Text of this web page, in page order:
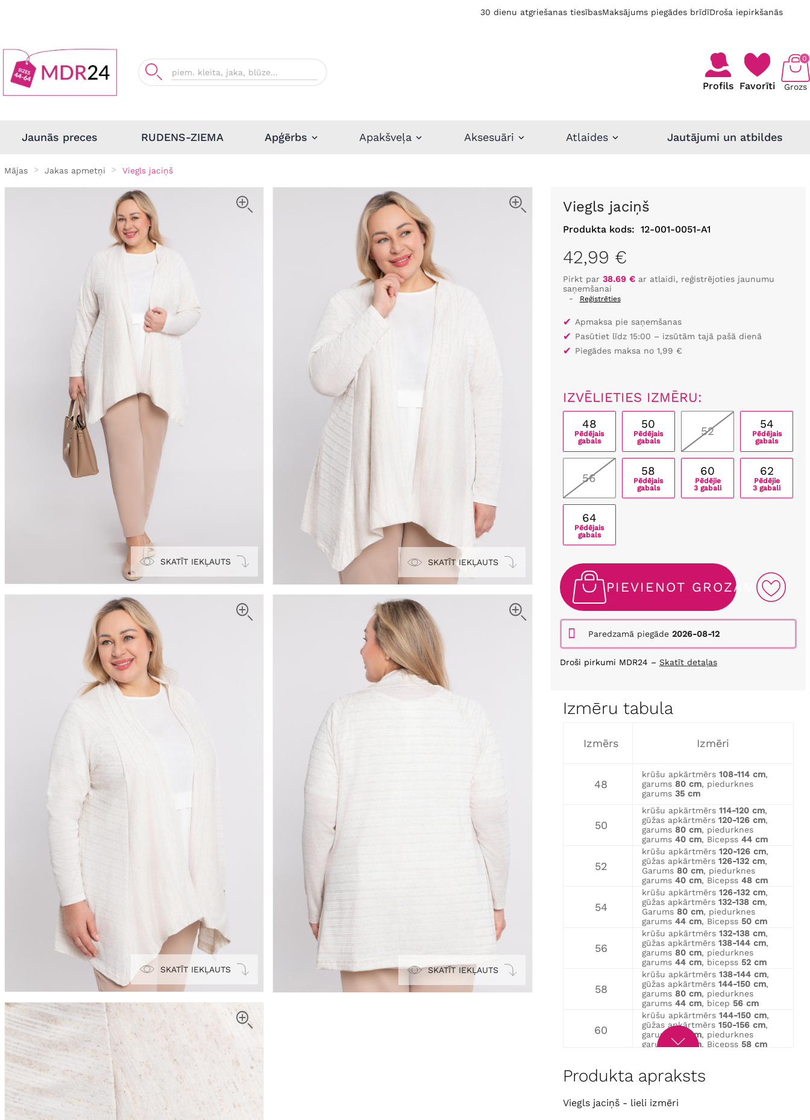
30 dienu atgriešanas tiesībasMaksājums piegādes brīdīDroša iepirkšanās
Profils Favorīti Grozs
0
Jaunās preces RUDENS-ZIEMA Apģērbs Apakšveļa Aksesuāri Atlaides Jautājumi un atbildes
Mājas Jakas apmetņi Viegls jaciņš
SKATĪT IEKĻAUTS SKATĪT IEKĻAUTS
SKATĪT IEKĻAUTS SKATĪT IEKĻAUTS
Viegls jaciņš
Produkta kods: 12-001-0051-A1
42,99 €
Pirkt par 38.69 €ar atlaidi, reģistrējoties jaunumu
saņemšanai
-
Reģistrēties
✔ Apmaksa pie saņemšanas
✔ Pasūtiet līdz 15:00 – izsūtām tajā pašā dienā
✔ Piegādes maksa no 1,99 €
IZVĒLIETIES IZMĒRU:
48
Pēdējais
gabals
50
Pēdējais
gabals
52
54
Pēdējais
gabals
56
58
Pēdējais
gabals
60
Pēdējie
3 gabali
62
Pēdējie
3 gabali
64
Pēdējais
gabals
PIEVIENOT GROZAM
Paredzamā piegāde 2026-08-12
Droši pirkumi MDR24 – Skatīt detaļas
Izmēru tabula
Izmērs Izmēri
48
krūšu apkārtmērs 108-114 cm,
garums 80 cm, piedurknes
garums 35 cm
50
krūšu apkārtmērs 114-120 cm,
gūžas apkārtmērs 120-126 cm,
garums 80 cm, piedurknes
garums 40 cm, Bicepss 44 cm
52
krūšu apkārtmērs 120-126 cm,
gūžas apkārtmērs 126-132 cm,
Garums 80 cm, piedurknes
garums 40 cm, Bicepss 48 cm
54
krūšu apkārtmērs 126-132 cm,
gūžas apkārtmērs 132-138 cm,
Garums 80 cm, piedurknes
garums 44 cm, Bicepss 50 cm
56
krūšu apkārtmērs 132-138 cm,
gūžas apkārtmērs 138-144 cm,
garums 80 cm, piedurknes
garums 44 cm, bicepss 52 cm
58
krūšu apkārtmērs 138-144 cm,
gūžas apkārtmērs 144-150 cm,
garums 80 cm, piedurknes
garums 44 cm, bicep 56 cm
60
krūšu apkārtmērs 144-150 cm,
gūžas apkārtmērs 150-156 cm,
garums
80 cm, piedurknes
garums
48 cm, Bicepss 58 cm
62
garums 80 cm, piedurknes
garums
48 cm, Bicepss
64
krūšu apkārtmērs
gūžas apkārtmērs
Produkta apraksts
Viegls jaciņš - lieli izmēri